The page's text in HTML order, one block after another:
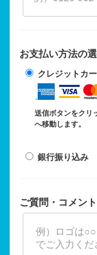
お支払い方法の
クレジットカ
送信ボタンをクリ
へ移動します。
銀行振り込み
ご質問・コメント